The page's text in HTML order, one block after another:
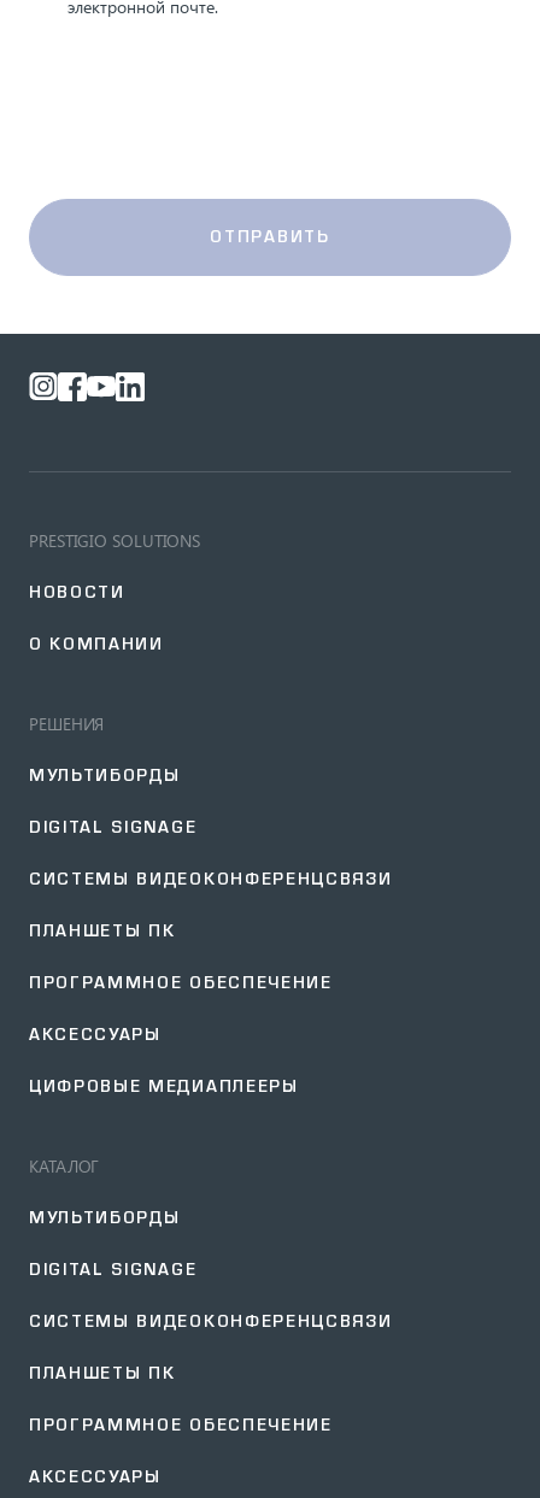
электронной почте.
ОТПРАВИТЬ
PRESTIGIO SOLUTIONS
НОВОСТИ
О КОМПАНИИ
РЕШЕНИЯ
МУЛЬТИБОРДЫ
DIGITAL SIGNAGE
СИСТЕМЫ ВИДЕОКОНФЕРЕНЦСВЯЗИ
ПЛАНШЕТЫ ПК
ПРОГРАММНОЕ ОБЕСПЕЧЕНИЕ
АКСЕССУАРЫ
ЦИФРОВЫЕ МЕДИАПЛЕЕРЫ
КАТАЛОГ
МУЛЬТИБОРДЫ
DIGITAL SIGNAGE
СИСТЕМЫ ВИДЕОКОНФЕРЕНЦСВЯЗИ
ПЛАНШЕТЫ ПК
ПРОГРАММНОЕ ОБЕСПЕЧЕНИЕ
АКСЕССУАРЫ